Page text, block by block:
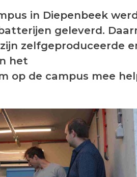
in Diepenbeek
geleverd.
zelfgeproduceerde
het
op de campus mee